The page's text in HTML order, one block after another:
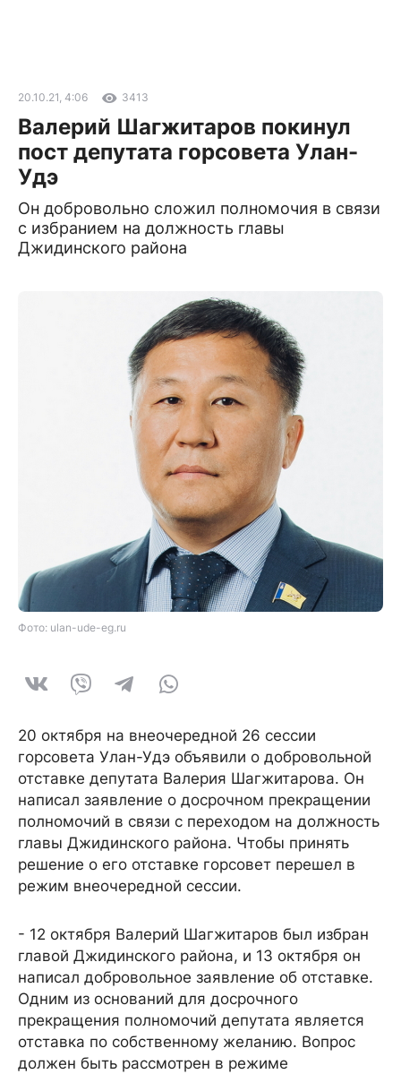
20.10.21, 4:06 3413
Валерий Шагжитаров покинул
пост депутата горсовета Улан-
Удэ
Он добровольно сложил полномочия в связи
с избранием на должность главы
Джидинского района
Фото: ulan-ude-eg.ru
20 октября на внеочередной 26 сессии
горсовета Улан-Удэ объявили о добровольной
отставке депутата Валерия Шагжитарова. Он
написал заявление о досрочном прекращении
полномочий в связи с переходом на должность
главы Джидинского района. Чтобы принять
решение о его отставке горсовет перешел в
режим внеочередной сессии.
- 12 октября Валерий Шагжитаров был избран
главой Джидинского района, и 13 октября он
написал добровольное заявление об отставке.
Одним из оснований для досрочного
прекращения полномочий депутата является
отставка по собственному желанию. Вопрос
должен быть рассмотрен в режиме